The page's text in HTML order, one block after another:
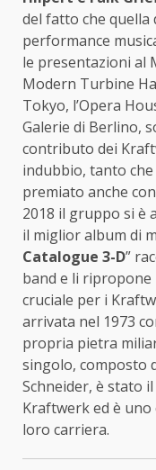
del fatto che
performance
le presentazioni al
Modern Turbine
Tokyo, l’Opera
Galerie di Berlino,
contributo dei
indubbio, tanto
premiato anche
2018 il gruppo si è
il miglior album di
Catalogue 3-D”
band e li ripropone
cruciale per i
arrivata nel 1973
propria pietra
singolo, composto
Schneider, è stato
Kraftwerk ed è
loro carriera.